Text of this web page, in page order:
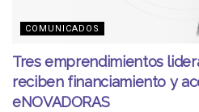
COMUNICADOS
Tres emprendimientos
reciben financiamiento y
eNOVADORAS